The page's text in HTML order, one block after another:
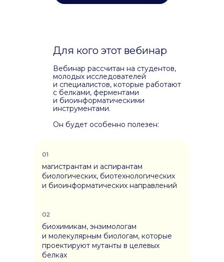
01
магистрантам и аспирантам
биологических, биотехнологических
и биоинформатических направлений
02
биохимикам, энзимологам
и молекулярным биологам, которые
проектируют мутанты в целевых
белках
Для кого этот вебинар
Вебинар рассчитан на студентов,
молодых исследователей
и специалистов, которые работают
с белками, ферментами
и биоинформатическими
инструментами.
Он будет особенно полезен: